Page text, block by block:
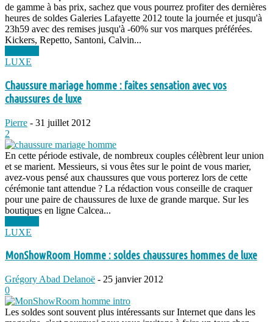
de gamme à bas prix, sachez que vous pourrez profiter des dernières
heures de soldes Galeries Lafayette 2012 toute la journée et jusqu'à
23h59 avec des remises jusqu'à -60% sur vos marques préférées.
Kickers, Repetto, Santoni, Calvin...
LUXE
Chaussure mariage homme : faites sensation avec vos
chaussures de luxe
Pierre - 31 juillet 2012
2
En cette période estivale, de nombreux couples célèbrent leur union
et se marient. Messieurs, si vous êtes sur le point de vous marier,
avez-vous pensé aux chaussures que vous porterez lors de cette
cérémonie tant attendue ? La rédaction vous conseille de craquer
pour une paire de chaussures de luxe de grande marque. Sur les
boutiques en ligne Calcea...
LUXE
MonShowRoom Homme : soldes chaussures hommes de luxe
Grégory Abad Delanoë - 25 janvier 2012
0
Les soldes sont souvent plus intéressants sur Internet que dans les